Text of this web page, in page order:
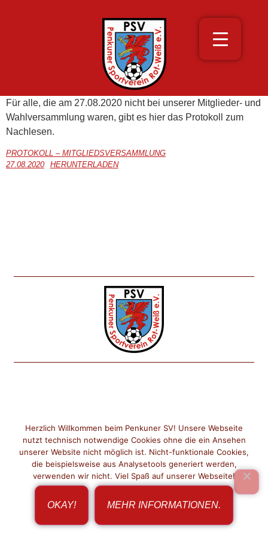
Für alle, die am 27.08.2020 nicht bei unserer Mitglieder- und
Wahlversammlung waren, gibt es hier das Protokoll zum
Nachlesen.
PROTOKOLL – MITGLIEDSVERSAMMLUNG
27.08.2020
HERUNTERLADEN
IMPRESSUM DATENSCHUTZ
KONTAKT
Herzlich Willkommen beim Penkuner SV! Unsere Webseite
nutzt technisch notwendige Cookies ohne die ein Ansehen
unserer Website nicht möglich ist. Nicht-funktionale Cookies,
die beispielsweise aus Analysetools generiert werden,
verwenden wir nicht. Viel Spaß auf unserer Webseite!
OKAY! MEHR INFORMATIONEN.